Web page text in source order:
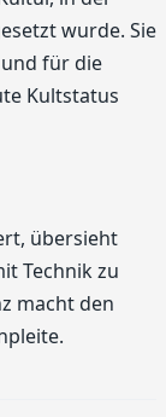
wurde. Sie
für die
Kultstatus
übersieht
Technik zu
macht den